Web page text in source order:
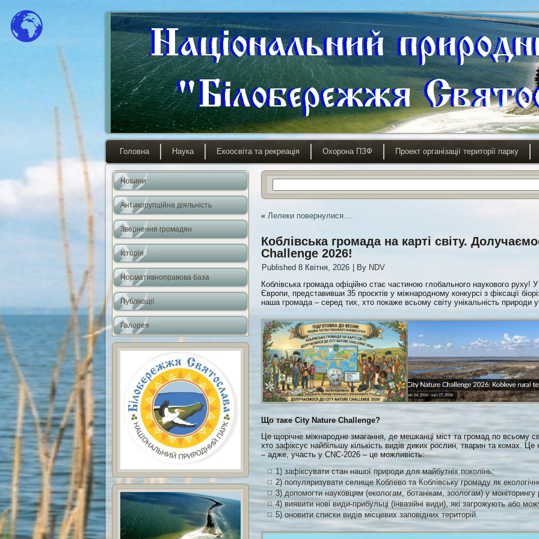
Головна Наука Екоосвіта та рекреація Охорона ПЗФ Проект організації території парку
Новини
Антикорупційна діяльність
Звернення громадян
Історія
Нормативноправова база
Публікації
Галерея
« Лелеки повернулися…
Коблівська громада на карті світу.
Challenge 2026!
Published 8 Квітня, 2026 By NDV
Коблівська громада офіційно стає частиною глобального наукового руху!
Європи, представивши 35 проєктів у міжнародному конкурсі з фіксації
наша громада – серед тих, хто покаже всьому світу унікальність природи
Що таке City Nature Challenge?
Це щорічне міжнародне змагання, де мешканці міст та громад по всьому
хто зафіксує найбільшу кількість видів диких рослин, тварин та комах.
– адже, участь у CNC-2026 – це можливість:
1) зафіксувати стан нашої природи для майбутніх поколінь;
2) популяризувати селище Коблево та Коблівську громаду як
3) допомогти науковцям (екологам, ботанікам, зоологам) у моніторингу
4) виявити нові види-прибульці (інвазійні види), які загрожують або
5) оновити списки видів місцевих заповідних територій.